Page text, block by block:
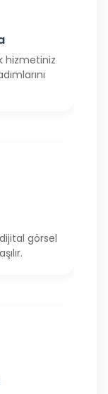
hizmetiniz
görsel